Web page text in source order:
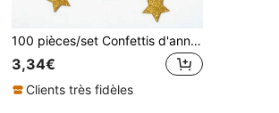
100 pièces/set Confettis d'anniversaire français pailletés dorés, lettres Joyeux & étoiles pour décoration de table, fournitures de fête d'anniversaire (20 pièces lettres, 80 pièces étoiles mélangées)
3,34€
Clients très fidèles